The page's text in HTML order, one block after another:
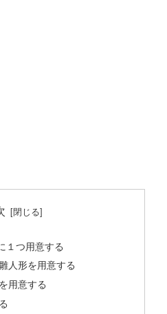
１つ用意する
人形を用意する
用意する